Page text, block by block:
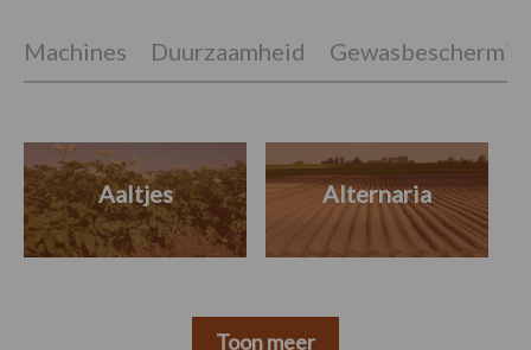
Machines Duurzaamheid
Aaltjes Alternaria
Toon meer